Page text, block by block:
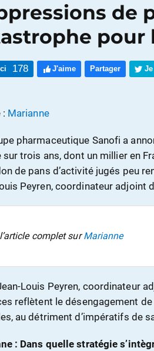
de
pour
178 J'aime Partager
: Marianne
pharmaceutique Sanofi a
sur trois ans, dont un millier en
de pans d’activité jugés peu
Peyren, coordinateur adjoint
complet surMarianne
Louis Peyren, coordinateur
reflètent le désengagement
au détriment d’impératifs de
: Dans quelle stratégie